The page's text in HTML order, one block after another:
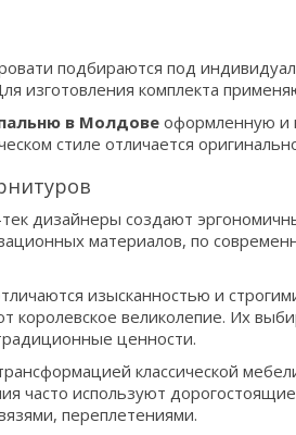
подбираются под
изготовления комплекта
в Молдове оформленную и
стиле отличается
дизайнеры создают
материалов, по
изысканностью и
королевское великолепие. Их
ценности.
классической
часто используют
переплетениями.